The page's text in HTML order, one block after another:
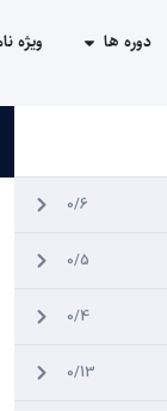
دوره ها ویژه
0/6
0/5
0/4
0/13